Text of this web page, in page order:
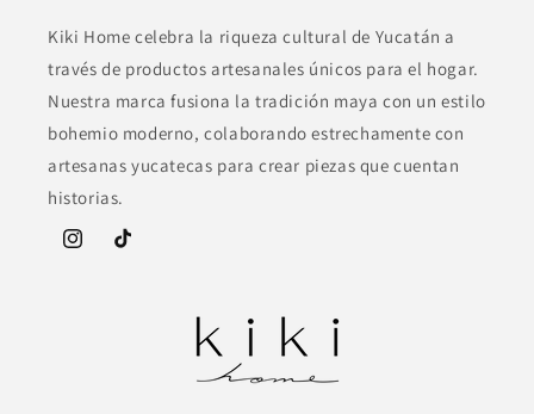
Kiki Home celebra la riqueza cultural de Yucatán a
través de productos artesanales únicos para el hogar.
Nuestra marca fusiona la tradición maya con un estilo
bohemio moderno, colaborando estrechamente con
artesanas yucatecas para crear piezas que cuentan
historias.
InstagramTikTok